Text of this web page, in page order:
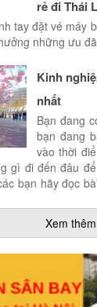
rẻ đi Thái
tay đặt vé máy
những ưu
Kinh
nhất
Bạn đang
bạn đang
vào thời
gì đi đến đâu
bạn hãy đọc
Xem thêm